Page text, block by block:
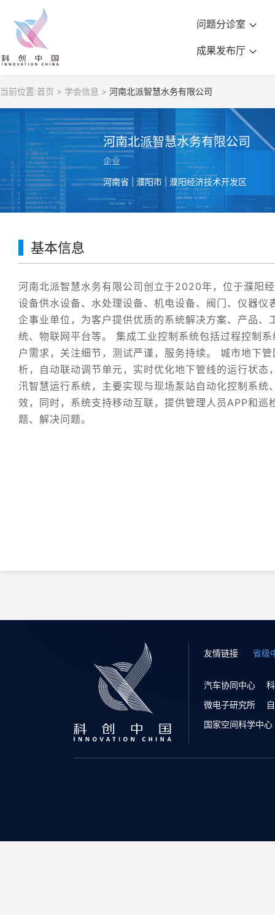
问题分诊室
成果发布厅
当前位置:首页 > 学会信息 > 河南北派智慧水务有限公司
河南北派智慧水务有限公司
企业
河南省 | 濮阳市 | 濮阳经济技术开发区
基本信息
河南北派智慧水务有限公司创立于2020年，位于濮阳
设备供水设备、水处理设备、机电设备、阀门、仪器
企事业单位，为客户提供优质的系统解决方案、产品
统、物联网平台等。 集成工业控制系统包括过程控制
户需求，关注细节，测试严谨，服务持续。 城市地下
析，自动联动调节单元，实时优化地下管线的运行状
汛智慧运行系统，主要实现与现场泵站自动化控制系
效，同时，系统支持移动互联，提供管理人员APP和
题、解决问题。
友情链接 省级
汽车协同中心
微电子研究所
国家空间科学中心